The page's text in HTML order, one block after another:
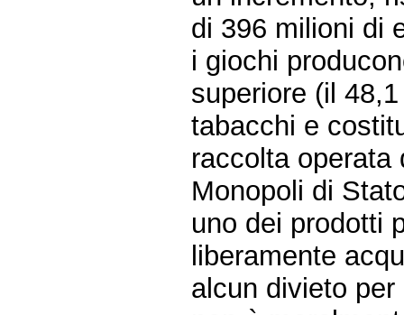
di 396 milioni di
i giochi
superiore (il
tabacchi e
raccolta operata
Monopoli di
uno dei prodotti
liberamente
alcun divieto